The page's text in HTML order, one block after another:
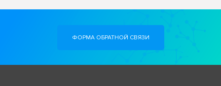
ФОРМА ОБРАТНОЙ СВЯЗИ